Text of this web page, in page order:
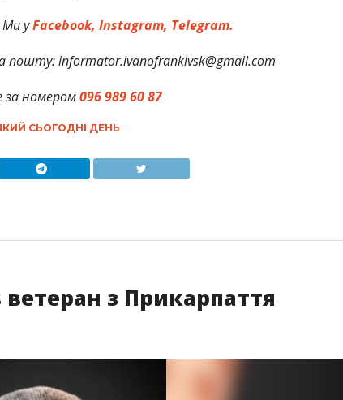
Ми уFacebook, Instagram, Telegram.
пошту: informator.ivanofrankivsk@gmail.com
за номером096 989 60 87
СЬОГОДНІ ДЕНЬ
з Прикарпаття